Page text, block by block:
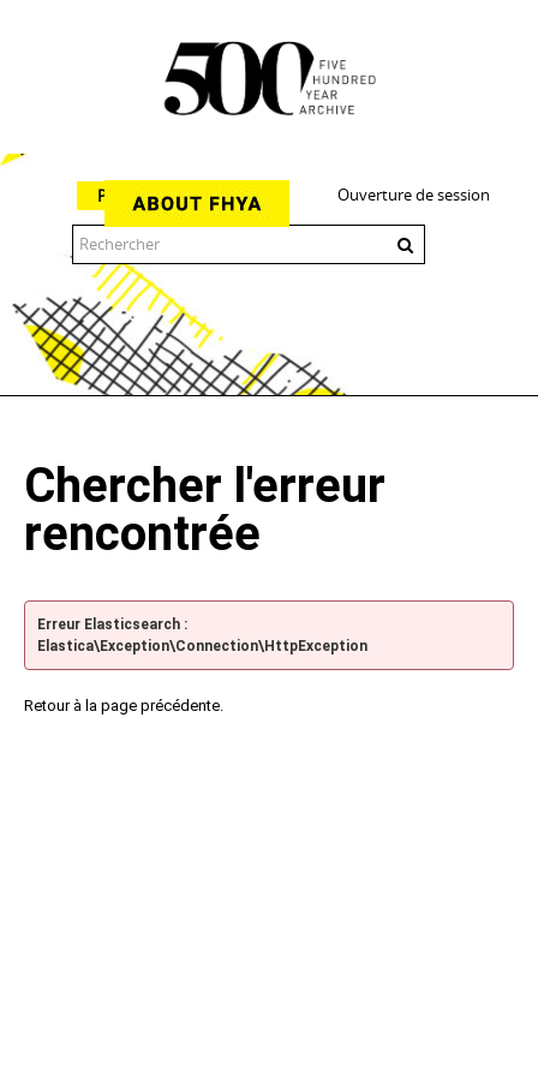
Ouverture de session
Parcourir
Chercher l'erreur
rencontrée
Erreur Elasticsearch :
Elastica\Exception\Connection\HttpException
Retour à la page précédente.